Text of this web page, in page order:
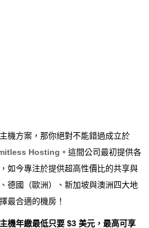
機方案，那你絕對不能錯過成立於
Hosting 。這間公司最初提供各
如今專注於提供超高性價比的共享與
德國（歐洲）、新加坡與澳洲四大地
最合適的機房！
主機年繳最低只要 $3 美元，最高可享